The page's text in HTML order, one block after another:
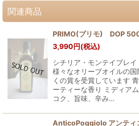
関連商品
PRIMO(プリモ) DOP
3,990円(税込)
シチリア・モンテイブレ
様々なオリーブオイルの
くの賞を受賞しています
ーティーな香り ミディア
コク、旨味、辛み…
AnticoPoggiolo アンティ